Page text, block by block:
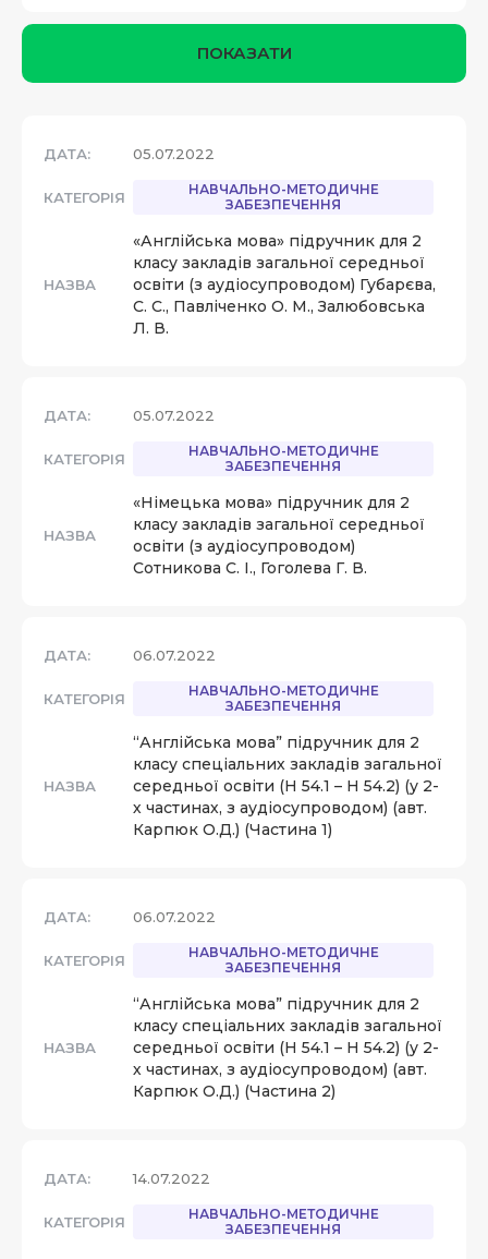
ПОКАЗАТИ
ДАТА: 05.07.2022
КАТЕГОРІЯ
НАВЧАЛЬНО-МЕТОДИЧНЕ
ЗАБЕЗПЕЧЕННЯ
НАЗВА
«Англійська мова» підручник для 2
класу закладів загальної середньої
освіти (з аудіосупроводом) Губарєва,
С. С., Павліченко О. М., Залюбовська
Л. В.
ДАТА: 05.07.2022
КАТЕГОРІЯ
НАВЧАЛЬНО-МЕТОДИЧНЕ
ЗАБЕЗПЕЧЕННЯ
НАЗВА
«Німецька мова» підручник для 2
класу закладів загальної середньої
освіти (з аудіосупроводом)
Сотникова С. І., Гоголева Г. В.
ДАТА: 06.07.2022
КАТЕГОРІЯ
НАВЧАЛЬНО-МЕТОДИЧНЕ
ЗАБЕЗПЕЧЕННЯ
НАЗВА
“Англійська мова” підручник для 2
класу спеціальних закладів загальної
середньої освіти (Н 54.1 – Н 54.2) (у 2-
х частинах, з аудіосупроводом) (авт.
Карпюк О.Д.) (Частина 1)
ДАТА: 06.07.2022
КАТЕГОРІЯ
НАВЧАЛЬНО-МЕТОДИЧНЕ
ЗАБЕЗПЕЧЕННЯ
НАЗВА
“Англійська мова” підручник для 2
класу спеціальних закладів загальної
середньої освіти (Н 54.1 – Н 54.2) (у 2-
х частинах, з аудіосупроводом) (авт.
Карпюк О.Д.) (Частина 2)
ДАТА: 14.07.2022
КАТЕГОРІЯ
НАВЧАЛЬНО-МЕТОДИЧНЕ
ЗАБЕЗПЕЧЕННЯ